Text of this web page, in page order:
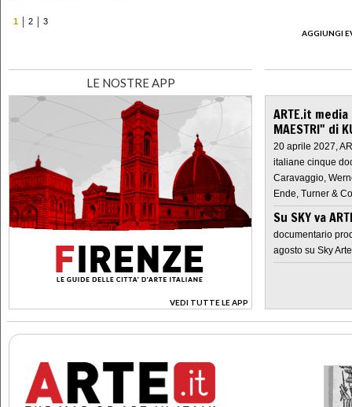
1 2
3
AGGIUNGI
LE NOSTRE APP
VEDI TUTTE LE APP
>
ARTE.it
MAESTRI" di
20 aprile 2027,
italiane cinque
Caravaggio,
Ende, Turner &
Su SKY va
documentario
agosto su Sky Arte